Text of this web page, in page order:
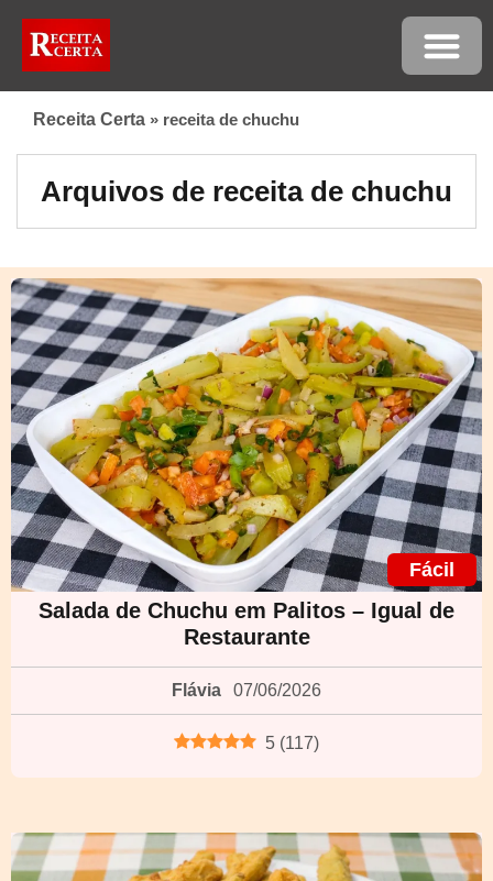
Receita Certa » receita de chuchu
Arquivos de receita de chuchu
Fácil
Salada de Chuchu em Palitos – Igual de
Restaurante
Flávia 07/06/2026
5 (117)